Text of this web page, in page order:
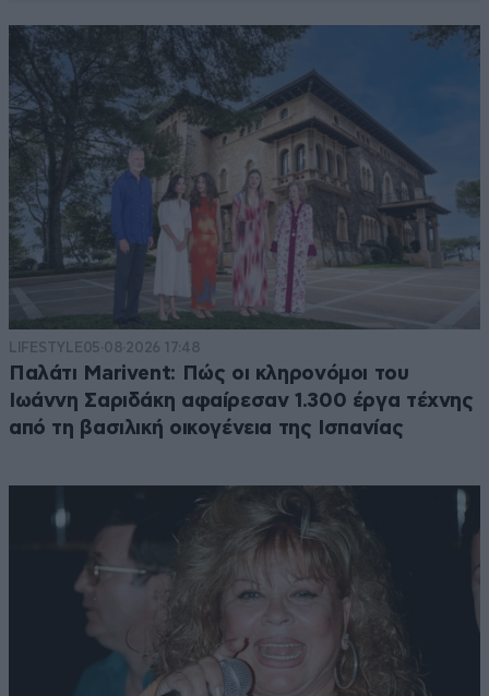
LIFESTYLE05·08·2026 17:48
Παλάτι Marivent: Πώς οι κληρονόμοι του
Ιωάννη Σαριδάκη αφαίρεσαν 1.300 έργα τέχνης
από τη βασιλική οικογένεια της Ισπανίας